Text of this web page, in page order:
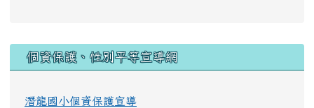
個資保護、性別平等宣導網
潛龍國小個資保護宣導